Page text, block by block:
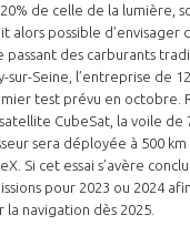
20% de celle de la lumière,
alors possible d’envisager
passant des carburants
sur-Seine, l’entreprise de
test prévu en octobre.
CubeSat, la voile de
sera déployée à 500
Si cet essai s’avère
pour 2023 ou 2024 afin
la navigation dès 2025.